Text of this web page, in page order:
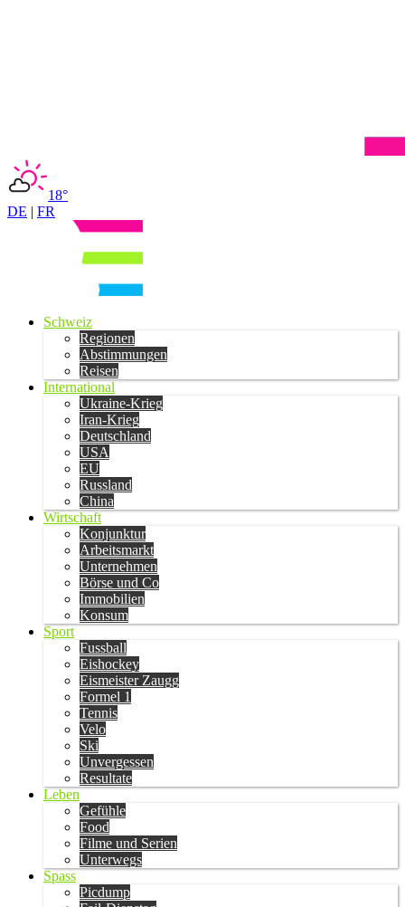
18°
DE | FR
Schweiz
Regionen
Abstimmungen
Reisen
International
Ukraine-Krieg
Iran-Krieg
Deutschland
USA
EU
Russland
China
Wirtschaft
Konjunktur
Arbeitsmarkt
Unternehmen
Börse und Co
Immobilien
Konsum
Sport
Fussball
Eishockey
Eismeister Zaugg
Formel 1
Tennis
Velo
Ski
Unvergessen
Resultate
Leben
Gefühle
Food
Filme und Serien
Unterwegs
Spass
Picdump